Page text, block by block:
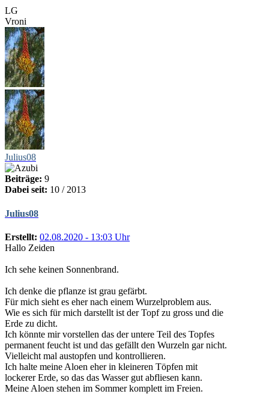
LG
Vroni
Julius08
Beiträge: 9
Dabei seit: 10 / 2013
Julius08
Erstellt: 02.08.2020 - 13:03 Uhr
Hallo Zeiden
Ich sehe keinen Sonnenbrand.
Ich denke die pflanze ist grau gefärbt.
Für mich sieht es eher nach einem Wurzelproblem aus.
Wie es sich für mich darstellt ist der Topf zu gross und die
Erde zu dicht.
Ich könnte mir vorstellen das der untere Teil des Topfes
permanent feucht ist und das gefällt den Wurzeln gar nicht.
Vielleicht mal austopfen und kontrollieren.
Ich halte meine Aloen eher in kleineren Töpfen mit
lockerer Erde, so das das Wasser gut abfliesen kann.
Meine Aloen stehen im Sommer komplett im Freien.